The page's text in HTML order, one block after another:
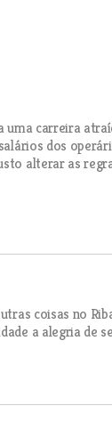
uma carreira
dos
alterar as
coisas no
a alegria de